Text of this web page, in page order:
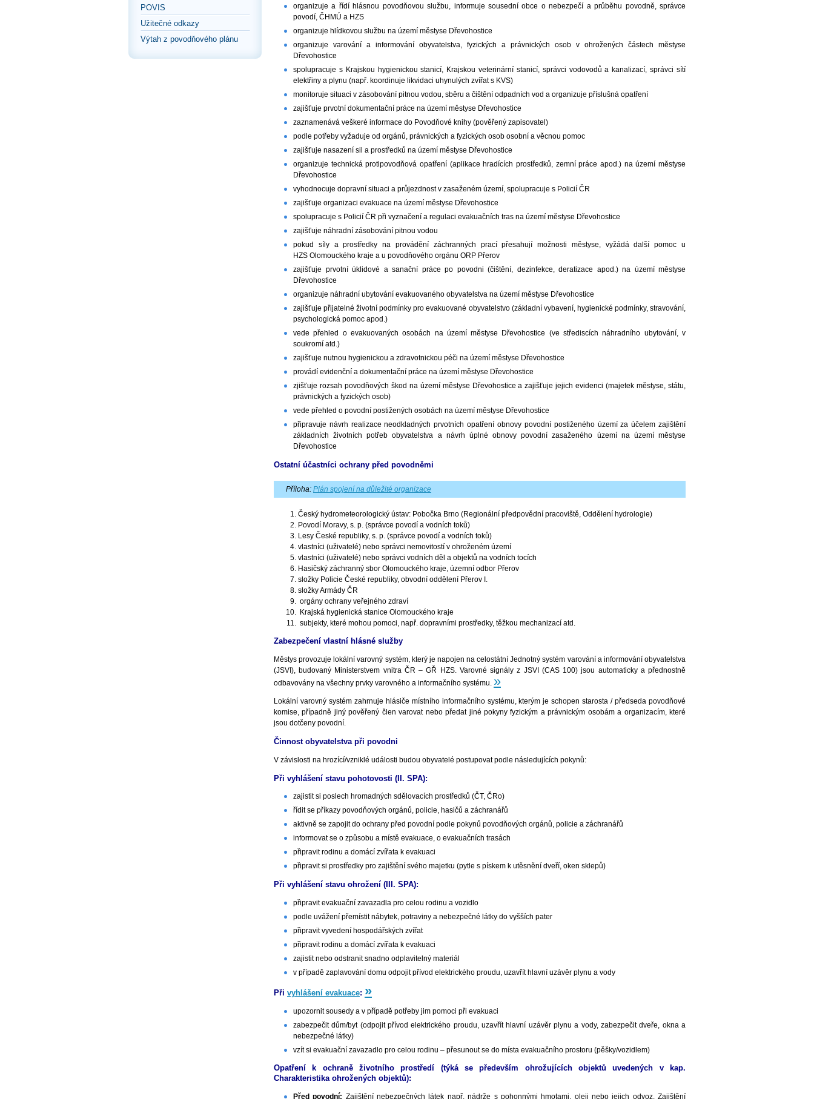
POVIS
Užitečné odkazy
Výtah z povodňového plánu
organizuje a řídí hlásnou povodňovou službu, informuje sousední obce o nebezpečí a průběhu povodně, správce
povodí, ČHMÚ a HZS
organizuje hlídkovou službu na území městyse Dřevohostice
organizuje varování a informování obyvatelstva, fyzických a právnických osob v ohrožených částech městyse
Dřevohostice
spolupracuje s Krajskou hygienickou stanicí, Krajskou veterinární stanicí, správci vodovodů a kanalizací, správci sítí
elektřiny a plynu (např. koordinuje likvidaci uhynulých zvířat s KVS)
monitoruje situaci v zásobování pitnou vodou, sběru a čištění odpadních vod a organizuje příslušná opatření
zajišťuje prvotní dokumentační práce na území městyse Dřevohostice
zaznamenává veškeré informace do Povodňové knihy (pověřený zapisovatel)
podle potřeby vyžaduje od orgánů, právnických a fyzických osob osobní a věcnou pomoc
zajišťuje nasazení sil a prostředků na území městyse Dřevohostice
organizuje technická protipovodňová opatření (aplikace hradících prostředků, zemní práce apod.) na území městyse
Dřevohostice
vyhodnocuje dopravní situaci a průjezdnost v zasaženém území, spolupracuje s Policií ČR
zajišťuje organizaci evakuace na území městyse Dřevohostice
spolupracuje s Policií ČR při vyznačení a regulaci evakuačních tras na území městyse Dřevohostice
zajišťuje náhradní zásobování pitnou vodou
pokud síly a prostředky na provádění záchranných prací přesahují možnosti městyse, vyžádá další pomoc u
HZS Olomouckého kraje a u povodňového orgánu ORP Přerov
zajišťuje prvotní úklidové a sanační práce po povodni (čištění, dezinfekce, deratizace apod.) na území městyse
Dřevohostice
organizuje náhradní ubytování evakuovaného obyvatelstva na území městyse Dřevohostice
zajišťuje přijatelné životní podmínky pro evakuované obyvatelstvo (základní vybavení, hygienické podmínky, stravování,
psychologická pomoc apod.)
vede přehled o evakuovaných osobách na území městyse Dřevohostice (ve střediscích náhradního ubytování, v
soukromí atd.)
zajišťuje nutnou hygienickou a zdravotnickou péči na území městyse Dřevohostice
provádí evidenční a dokumentační práce na území městyse Dřevohostice
zjišťuje rozsah povodňových škod na území městyse Dřevohostice a zajišťuje jejich evidenci (majetek městyse, státu,
právnických a fyzických osob)
vede přehled o povodní postižených osobách na území městyse Dřevohostice
připravuje návrh realizace neodkladných prvotních opatření obnovy povodní postiženého území za účelem zajištění
základních životních potřeb obyvatelstva a návrh úplné obnovy povodní zasaženého území na území městyse
Dřevohostice
Ostatní účastníci ochrany před povodněmi
Příloha: Plán spojení na důležité organizace
Český hydrometeorologický ústav: Pobočka Brno (Regionální předpovědní pracoviště, Oddělení hydrologie)
Povodí Moravy, s. p. (správce povodí a vodních toků)
Lesy České republiky, s. p. (správce povodí a vodních toků)
vlastníci (uživatelé) nebo správci nemovitostí v ohroženém území
vlastníci (uživatelé) nebo správci vodních děl a objektů na vodních tocích
Hasičský záchranný sbor Olomouckého kraje, územní odbor Přerov
složky Policie České republiky, obvodní oddělení Přerov I.
složky Armády ČR
orgány ochrany veřejného zdraví
Krajská hygienická stanice Olomouckého kraje
subjekty, které mohou pomoci, např. dopravními prostředky, těžkou mechanizací atd.
Zabezpečení vlastní hlásné služby
Městys provozuje lokální varovný systém, který je napojen na celostátní Jednotný systém varování a informování obyvatelstva
(JSVI), budovaný Ministerstvem vnitra ČR – GŘ HZS. Varovné signály z JSVI (CAS 100) jsou automaticky a přednostně
odbavovány na všechny prvky varovného a informačního systému. »
Lokální varovný systém zahrnuje hlásiče místního informačního systému, kterým je schopen starosta / předseda povodňové
komise, případně jiný pověřený člen varovat nebo předat jiné pokyny fyzickým a právnickým osobám a organizacím, které
jsou dotčeny povodní.
Činnost obyvatelstva při povodni
V závislosti na hrozící/vzniklé události budou obyvatelé postupovat podle následujících pokynů:
Při vyhlášení stavu pohotovosti (II. SPA):
zajistit si poslech hromadných sdělovacích prostředků (ČT, ČRo)
řídit se příkazy povodňových orgánů, policie, hasičů a záchranářů
aktivně se zapojit do ochrany před povodní podle pokynů povodňových orgánů, policie a záchranářů
informovat se o způsobu a místě evakuace, o evakuačních trasách
připravit rodinu a domácí zvířata k evakuaci
připravit si prostředky pro zajištění svého majetku (pytle s pískem k utěsnění dveří, oken sklepů)
Při vyhlášení stavu ohrožení (III. SPA):
připravit evakuační zavazadla pro celou rodinu a vozidlo
podle uvážení přemístit nábytek, potraviny a nebezpečné látky do vyšších pater
připravit vyvedení hospodářských zvířat
připravit rodinu a domácí zvířata k evakuaci
zajistit nebo odstranit snadno odplavitelný materiál
v případě zaplavování domu odpojit přívod elektrického proudu, uzavřít hlavní uzávěr plynu a vody
Při vyhlášení evakuace: »
upozornit sousedy a v případě potřeby jim pomoci při evakuaci
zabezpečit dům/byt (odpojit přívod elektrického proudu, uzavřít hlavní uzávěr plynu a vody, zabezpečit dveře, okna a
nebezpečné látky)
vzít si evakuační zavazadlo pro celou rodinu – přesunout se do místa evakuačního prostoru (pěšky/vozidlem)
Opatření k ochraně životního prostředí (týká se především ohrožujících objektů uvedených v kap.
Charakteristika ohrožených objektů):
Před povodní: Zajištění nebezpečných látek např. nádrže s pohonnými hmotami, oleji nebo jejich odvoz. Zajištění